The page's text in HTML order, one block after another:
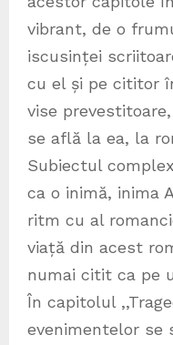
vibrant, de o
iscusinței
cu el și pe cititor
vise
se află la ea, la
Subiectul
ca o inimă, inima
ritm cu al
viață din acest
numai citit ca pe
În capitolul
evenimentelor se